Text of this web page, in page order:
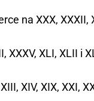
na XXX,
XXXV, XLI, XLII i
XIV, XIX,